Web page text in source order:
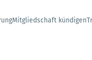
Mitgliedschaft kündigen